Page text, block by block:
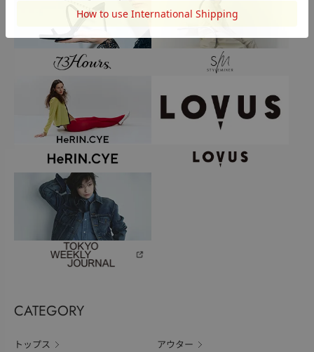
CATEGORY
トップス アウター